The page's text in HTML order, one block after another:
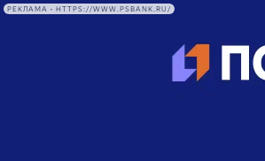
РЕКЛАМА • HTTPS://WWW.PSBANK.RU/